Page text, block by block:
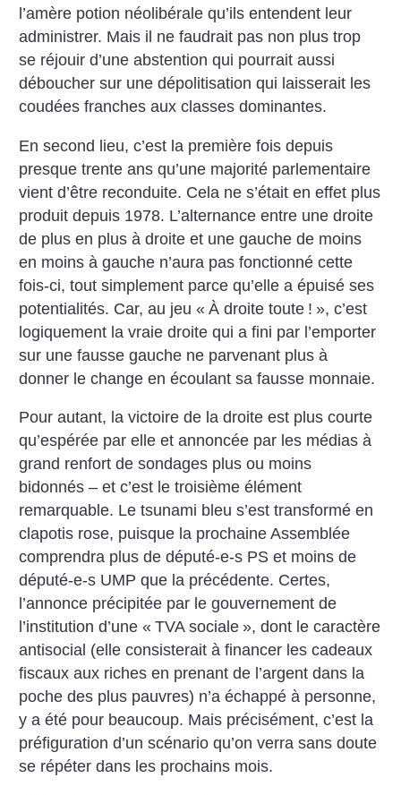
l’amère potion néolibérale qu’ils entendent leur
administrer. Mais il ne faudrait pas non plus trop
se réjouir d’une abstention qui pourrait aussi
déboucher sur une dépolitisation qui laisserait les
coudées franches aux classes dominantes.
En second lieu, c’est la première fois depuis
presque trente ans qu’une majorité parlementaire
vient d’être reconduite. Cela ne s’était en effet plus
produit depuis 1978. L’alternance entre une droite
de plus en plus à droite et une gauche de moins
en moins à gauche n’aura pas fonctionné cette
fois-ci, tout simplement parce qu’elle a épuisé ses
potentialités. Car, au jeu « À droite toute ! », c’est
logiquement la vraie droite qui a fini par l’emporter
sur une fausse gauche ne parvenant plus à
donner le change en écoulant sa fausse monnaie.
Pour autant, la victoire de la droite est plus courte
qu’espérée par elle et annoncée par les médias à
grand renfort de sondages plus ou moins
bidonnés – et c’est le troisième élément
remarquable. Le tsunami bleu s’est transformé en
clapotis rose, puisque la prochaine Assemblée
comprendra plus de député-e-s PS et moins de
député-e-s UMP que la précédente. Certes,
l’annonce précipitée par le gouvernement de
l’institution d’une « TVA sociale », dont le caractère
antisocial (elle consisterait à financer les cadeaux
fiscaux aux riches en prenant de l’argent dans la
poche des plus pauvres) n’a échappé à personne,
y a été pour beaucoup. Mais précisément, c’est la
préfiguration d’un scénario qu’on verra sans doute
se répéter dans les prochains mois.